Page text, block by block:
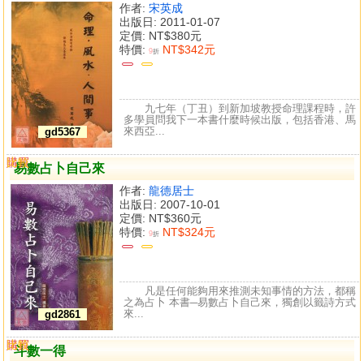
gd5367
作者: 宋英成
出版日: 2011-01-07
定價: NT$380元
特價: 9折 NT$342元
九七年（丁丑）到新加坡教授命理課程時，許
多學員問我下一本書什麼時候出版，包括香港、馬
來西亞...
易數占卜自己來
gd2861
作者: 龍德居士
出版日: 2007-10-01
定價: NT$360元
特價: 9折 NT$324元
購買
比較
凡是任何能夠用來推測未知事情的方法，都稱
之為占卜 本書─易數占卜自己來，獨創以籤詩方式
來...
斗數一得
購買
比較